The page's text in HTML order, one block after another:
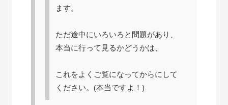
ます。
ただ途中にいろいろと問題があり、
本当に行って見るかどうかは、
これをよくご覧になってからにして
ください。(本当ですよ！)